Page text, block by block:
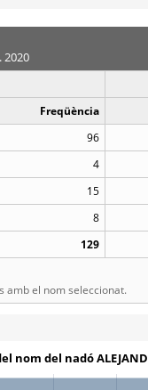
2020
Freqüència
96
4
15
8
129
amb el nom seleccionat.